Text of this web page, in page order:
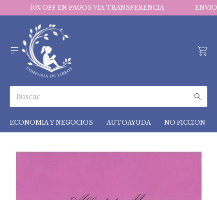
10% OFF EN PAGOS VIA TRANSFERENCIA ENVIOS
ECONOMIA Y NEGOCIOS AUTOAYUDA NO FICCION